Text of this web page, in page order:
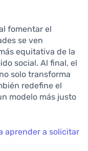
fomentar el
se ven
equitativa de la
social. Al final, el
solo transforma
redefine el
modelo más justo
aprender a solicitar